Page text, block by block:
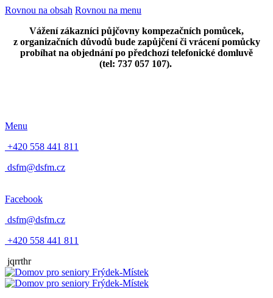
Rovnou na obsah Rovnou na menu
Vážení zákazníci půjčovny kompezačních pomůcek,
z organizačních důvodů bude zapůjčení či vrácení pomůcky
probíhat na objednání po předchozí telefonické domluvě
(tel: 737 057 107).
Menu
+420 558 441 811
dsfm@dsfm.cz
Facebook
dsfm@dsfm.cz
+420 558 441 811
jqrrthr